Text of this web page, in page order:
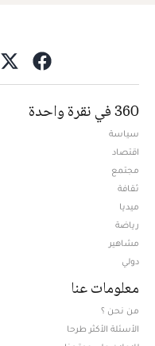
360 في نقرة واحدة
سياسة
اقتصاد
مجتمع
ثقافة
ميديا
رياضة
مشاهير
دولي
معلومات عنا
من نحن ؟
الأسئلة الأكثر طرحا